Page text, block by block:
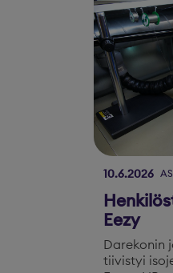
10.6.2026
Eezy
Darekonin
tiivistyi